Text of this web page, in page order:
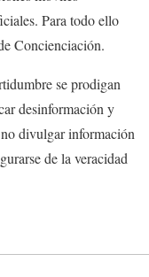
Para todo ello
Concienciación.
se prodigan
desinformación y
divulgar información
de la veracidad